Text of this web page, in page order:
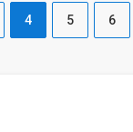
4 5 6